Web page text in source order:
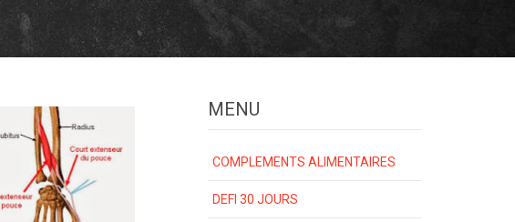
MENU
COMPLEMENTS ALIMENTAIRES
DEFI 30 JOURS